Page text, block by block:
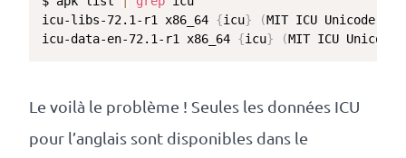
icu-libs-72.1-r1 x86_64 {icu} (MIT ICU Unicode-TOU
icu-data-en-72.1-r1 x86_64 {icu} (MIT ICU Unicode-
Le voilà le problème ! Seules les données ICU
pour l’anglais sont disponibles dans le